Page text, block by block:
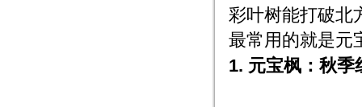
彩叶树能打破北
最常用的就是元
1. 元宝枫：秋季